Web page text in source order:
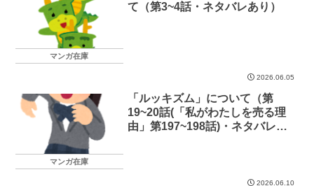
マンガ在庫
て（第3~4話・ネタバレあり）
2026.06.05
マンガ在庫
「ルッキズム」について（第
19~20話(「私がわたしを売る理
由」第197~198話)・ネタバレあ
2026.06.10